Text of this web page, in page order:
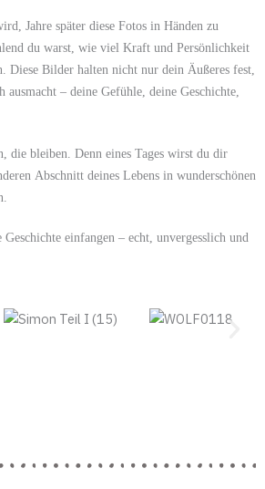
Jahre später diese Fotos in Händen zu
du warst, wie viel Kraft und Persönlichkeit
Diese Bilder halten nicht nur dein Äußeres fest,
ausmacht – deine Gefühle, deine Geschichte,
die bleiben. Denn eines Tages wirst du dir
Abschnitt deines Lebens in wunderschönen
Geschichte einfangen – echt, unvergesslich und